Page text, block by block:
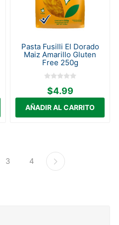
Pasta Fusilli El Dorado
Maiz Amarillo Gluten
Free 250g
$4.99
3 4